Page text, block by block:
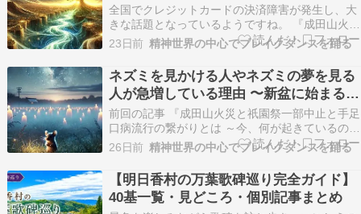
全国でクレジットカードの決済障害が発生し、大
きな話題となっているようですね。 『成田山火災
と祇園祭一部中止と手足口病流行の繋がりとは ～
今、何が起きているのか～』 またしても、空海ゆ
かりの地で火災が発生してしまいましたね。7月
10日の夜、千葉県成田市にある成田山新勝寺の参
道沿い…
23日前 精神世界の中心でブレイクダンスを踊る
ネズミを見かける人やネズミの夢を見る
人が急増している理由 〜新盆に始まるご
先祖からのメッセージ〜
前回の記事 『成田山火災と祇園祭一部中止と手足
口病流行の繋がりとは ～今、何が起きているのか
～』 またしても、空海ゆかりの地で火災が発生し
てしまいましたね。 7月10日の夜、千葉県成田市
にある成田山新勝寺の参道沿いで、老舗うなぎ店
「駿河屋」…ameblo.jp で述べたように、…
26日前 精神世界の中心でブレイクダンスを踊る
【明日香村の万葉歌碑巡り完全ガイド】
40基一覧・見どころ・個別記事まとめ